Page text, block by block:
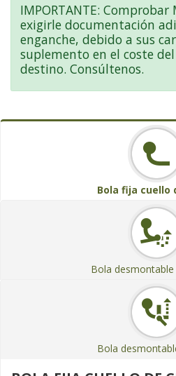
IMPORTANTE: Comprobar
exigirle documentación
enganche, debido a sus
suplemento en el coste
destino. Consúltenos.
Bola fija cuello
Bola
Bola